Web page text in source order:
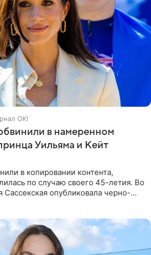
OK!
в намеренном
Уильяма и Кейт
в копировании контента,
по случаю своего 45-летия. Во
Сассекская опубликовала черно-